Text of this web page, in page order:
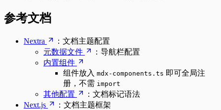
参考文档
Nextra
：文档主题配置
元数据文件
：导航栏配置
内置组件
组件放入 mdx-components.ts 即可全局注
册，不需 import
其他配置
：文档标记语法
Next.js
：文档主题框架